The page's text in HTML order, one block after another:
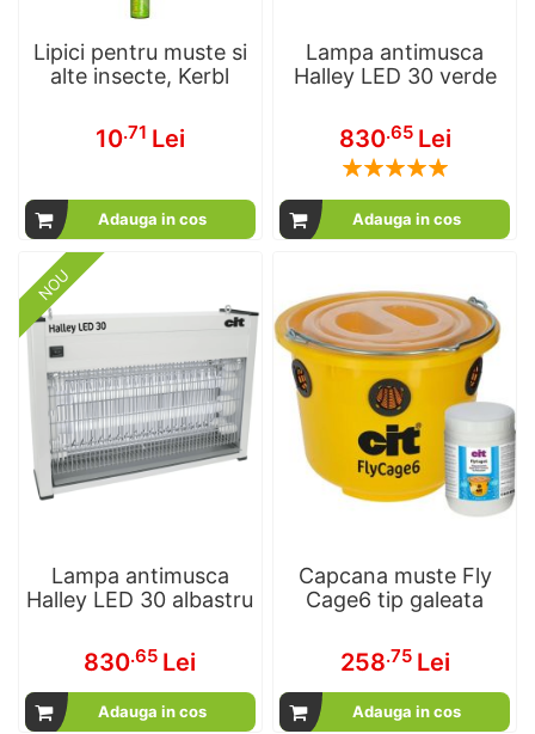
Lipici pentru muste si
alte insecte, Kerbl
10.71 Lei
Adauga in cos
Lampa antimusca
Halley LED 30 verde
830.65 Lei
Rating:
Adauga in cos
NOU
Lampa antimusca
Halley LED 30 albastru
830.65 Lei
Adauga in cos
Capcana muste Fly
Cage6 tip galeata
258.75 Lei
Adauga in cos